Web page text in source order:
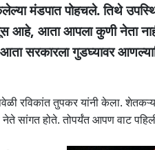
मंडपात पोहचले. तिथे
आहे, आता आपला कुणी नेता
सरकारला गुडघ्यावर
रविकांत तुपकर यांनी केला.
सांगत होते. तोपर्यंत आपण वाट